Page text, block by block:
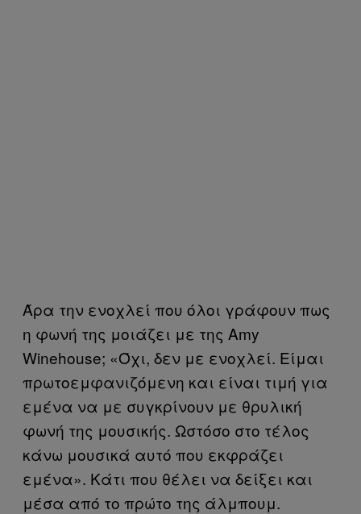
Άρα την ενοχλεί που όλοι γράφουν πως
η φωνή της μοιάζει με της Amy
Winehouse; «Όχι, δεν με ενοχλεί. Είμαι
πρωτοεμφανιζόμενη και είναι τιμή για
εμένα να με συγκρίνουν με θρυλική
φωνή της μουσικής. Ωστόσο στο τέλος
κάνω μουσικά αυτό που εκφράζει
εμένα». Κάτι που θέλει να δείξει και
μέσα από το πρώτο της άλμπουμ.